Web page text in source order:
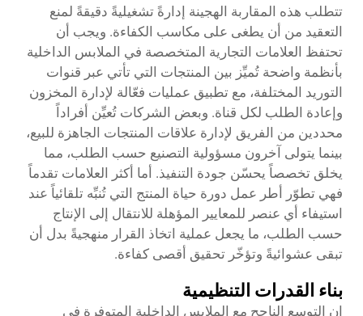
تتطلب هذه المقاربة الهجينة إدارةً تشغيليةً دقيقةً لمنع
التعقيد من أن يطغى على مكاسب الكفاءة. ويجب أن
تحتفظ العلامات التجارية المتخصصة في الملابس الداخلية
بأنظمة واضحة تُميِّز بين المنتجات التي تأتي عبر قنوات
التوريد المختلفة، مع تطبيق عمليات فعّالة لإدارة المخزون
وإعادة الطلب لكل قناة. وبعض الشركات تُعيِّن أفراداً
محددين من الفريق لإدارة علاقات المنتجات الجاهزة للبيع،
بينما يتولى آخرون مسؤولية التصنيع حسب الطلب، مما
يخلق تخصصاً يحسّن جودة التنفيذ. أما أكثر العلامات تقدماً
فهي تطوّر أطر عمل دورة حياة المنتج التي تُنبِّه تلقائياً عند
استيفاء أي عنصر للمعايير المؤهلة للانتقال إلى الإنتاج
حسب الطلب، ما يجعل عملية اتخاذ القرار منهجيةً بدل أن
تبقى عشوائيةً وتؤخّر تحقيق أقصى كفاءة.
بناء القدرات التنظيمية
إن التوسع الناجح مع الملابس الداخلية المتوفرة في